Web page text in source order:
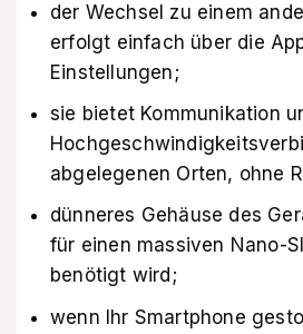
der Wechsel zu einem
erfolgt einfach über die
Einstellungen;
sie bietet Kommunikation
abgelegenen Orten, ohne
dünneres Gehäuse des
für einen massiven Nano-
benötigt wird;
wenn Ihr Smartphone